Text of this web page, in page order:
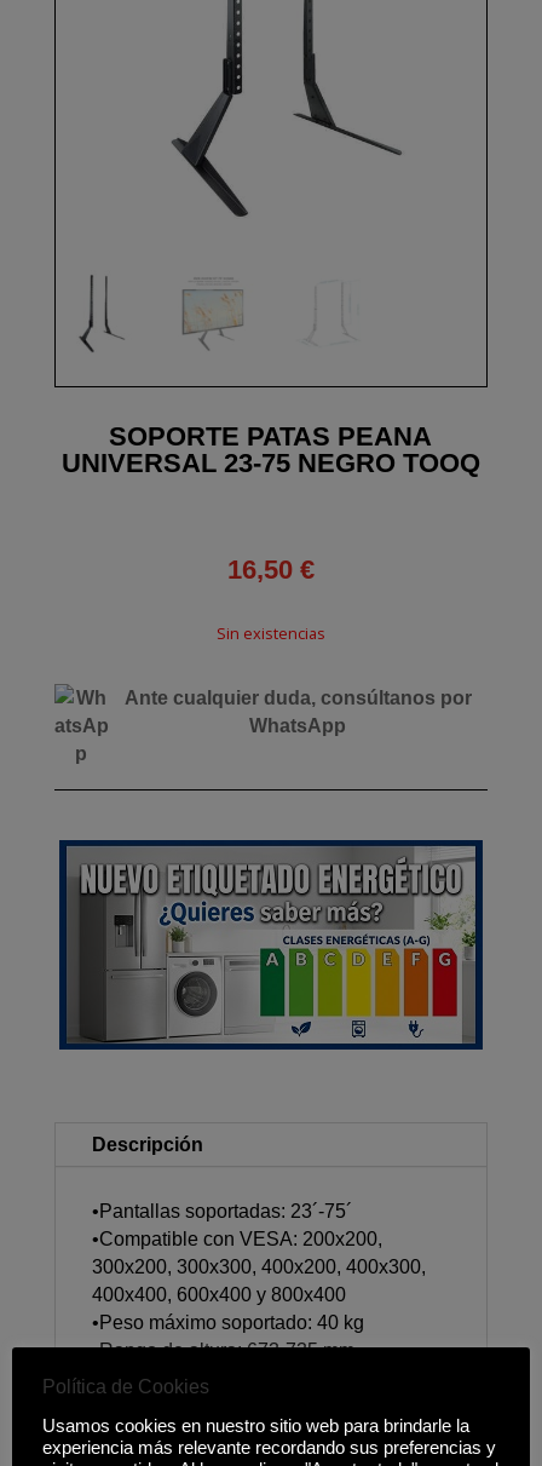
SOPORTE PATAS PEANA
UNIVERSAL 23-75 NEGRO TOOQ
16,50 €
Sin existencias
Ante cualquier duda, consúltanos por
WhatsApp
Descripción
•Pantallas soportadas: 23´-75´
•Compatible con VESA: 200x200,
300x200, 300x300, 400x200, 400x300,
400x400, 600x400 y 800x400
•Peso máximo soportado: 40 kg
•Rango de altura: 673-735 mm
•Medidas de la peana: 426-1026x355 mm
•Compatible con pantallas curvas
•Color: Negro
Política de Cookies
Usamos cookies en nuestro sitio web para brindarle la
experiencia más relevante recordando sus preferencias y